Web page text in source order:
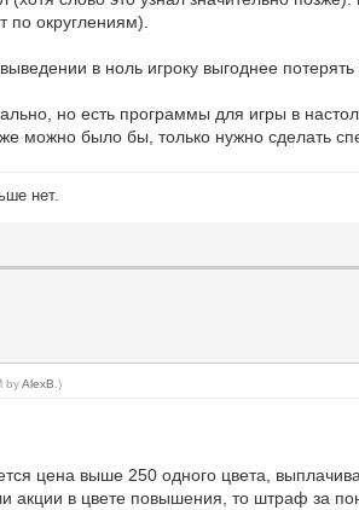
по округлениям).
в ноль игроку выгоднее
но есть программы для игры в
можно было бы, только нужно сделать
нет.
byAlexB .)
цена выше 250 одного цвета,
акции в цвете повышения, то штраф за